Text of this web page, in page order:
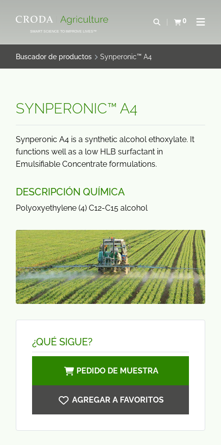
CONTENIDOSMART SCIENCE TO IMPROVE LIVES™
Abrir0
Ver carritoAbrir
Buscador de productos Synperonic™ A4
SYNPERONIC™ A4
Synperonic A4 is a synthetic alcohol ethoxylate. It
functions well as a low HLB surfactant in
Emulsifiable Concentrate formulations.
DESCRIPCIÓN QUÍMICA
Polyoxyethylene (4) C12-C15 alcohol
¿QUÉ SIGUE?
PEDIDO DE MUESTRA
AGREGAR A FAVORITOS